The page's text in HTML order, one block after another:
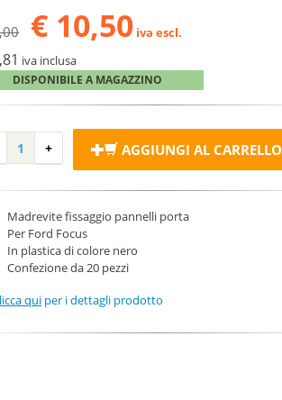
€ 10,50 iva escl.
iva inclusa
DISPONIBILE A MAGAZZINO
AGGIUNGI AL CARRELLO
Madrevite fissaggio pannelli porta
Per Ford Focus
In plastica di colore nero
Confezione da 20 pezzi
qui per i dettagli prodotto